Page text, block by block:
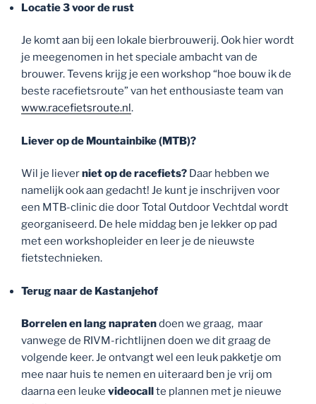
Locatie 3 voor de rust
Je komt aan bij een lokale bierbrouwerij. Ook hier wordt
je meegenomen in het speciale ambacht van de
brouwer. Tevens krijg je een workshop “hoe bouw ik de
beste racefietsroute” van het enthousiaste team van
www.racefietsroute.nl .
Liever op de Mountainbike (MTB)?
Wil je lieverniet op de racefiets? Daar hebben we
namelijk ook aan gedacht! Je kunt je inschrijven voor
een MTB-clinic die door Total Outdoor Vechtdal wordt
georganiseerd. De hele middag ben je lekker op pad
met een workshopleider en leer je de nieuwste
fietstechnieken.
Terug naar de Kastanjehof
Borrelen en lang napratendoen we graag, maar
vanwege de RIVM-richtlijnen doen we dit graag de
volgende keer. Je ontvangt wel een leuk pakketje om
mee naar huis te nemen en uiteraard ben je vrij om
daarna een leuke videocall
te plannen met je nieuwe